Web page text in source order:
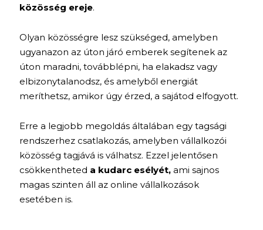
közösség ereje.
Olyan közösségre lesz szükséged, amelyben
ugyanazon az úton járó emberek segítenek az
úton maradni, továbblépni, ha elakadsz vagy
elbizonytalanodsz, és amelyből energiát
meríthetsz, amikor úgy érzed, a sajátod elfogyott.
Erre a legjobb megoldás általában egy tagsági
rendszerhez csatlakozás, amelyben vállalkozói
közösség tagjává is válhatsz. Ezzel jelentősen
csökkentheted a kudarc esélyét, ami sajnos
magas szinten áll az online vállalkozások
esetében is.